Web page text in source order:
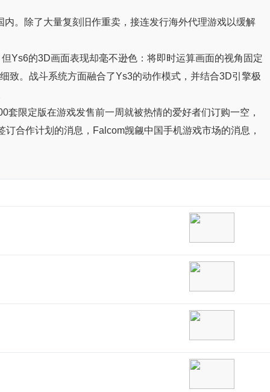
。除了大量复刻旧作重卖，接连发行海外代理游戏以缓解
Ys6的3D画面表现却毫不逊色：将即时运算画面的视角固定
致。战斗系统方面融合了Ys3的动作模式，并结合3D引擎极
限定版在游戏发售前一周就被热情的爱好者们订购一空，
合作计划的消息，Falcom觊觎中国手机游戏市场的消息，